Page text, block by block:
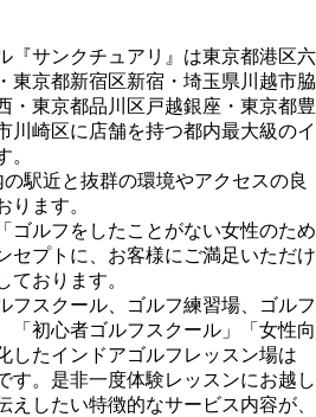
『サンクチュアリ』は東京都港区六
東京都新宿区新宿・埼玉県川越市脇
・東京都品川区戸越銀座・東京都豊
川崎区に店舗を持つ都内最大級のイ
。
駅近と抜群の環境やアクセスの良
ります。
ゴルフをしたことがない女性のため
セプトに、お客様にご満足いただけ
ております。
フスクール、ゴルフ練習場、ゴルフ
「初心者ゴルフスクール」「女性向
したインドアゴルフレッスン場は
す。是非一度体験レッスンにお越し
えしたい特徴的なサービス内容が、